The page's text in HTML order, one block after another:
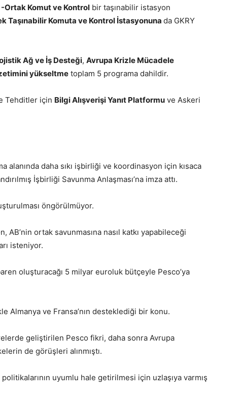
Ortak Komut ve Kontrol bir taşınabilir istasyon
Taşınabilir Komuta ve Kontrol İstasyonuna da GKRY
Ağ ve İş Desteği, Avrupa Krizle Mücadele
yükseltme toplam 5 programa dahildir.
Tehditler için Bilgi Alışverişi Yanıt Platformu ve Askeri
alanında daha sıkı işbirliği ve koordinasyon için kısaca
İşbirliği Savunma Anlaşması’na imza attı.
öngörülmüyor.
AB’nin ortak savunmasına nasıl katkı yapabileceği
isteniyor.
oluşturacağı 5 milyar euroluk bütçeyle Pesco’ya
Almanya ve Fransa’nın desteklediği bir konu.
geliştirilen Pesco fikri, daha sonra Avrupa
de görüşleri alınmıştı.
uyumlu hale getirilmesi için uzlaşıya varmış